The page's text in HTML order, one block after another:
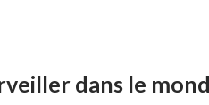
dans le